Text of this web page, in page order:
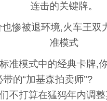
连击的关键牌。
惨被退环境,火车王双
准模式
准模式中的经典卡牌,
的“加基森拍卖师”?
不打算在猛犸年内调